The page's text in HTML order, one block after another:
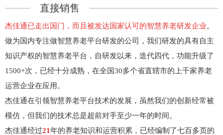
直接销售
杰佳通已走出国门，而且被发达国家认可的智慧养老研发企业。
做为国内专注做智慧养老平台研发的公司，我们研发的具有自主
知识产权的智慧养老平台，自研发以来，迭代四代，功能升级了
1500+次，已经十分成熟，在全国30多个省直辖市的上千家养老
运营企业在应用。
杰佳通在引领智慧养老平台技术的发展，虽然我们的创新经常被
模仿，但我们的技术总是超前对手至少一年的时间。
杰佳通经过21年的养老知识和运营积累，已经编制了七百多页的